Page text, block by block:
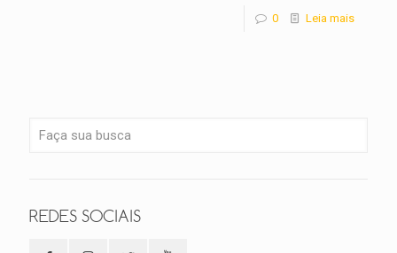
0 Leia mais
REDES SOCIAIS